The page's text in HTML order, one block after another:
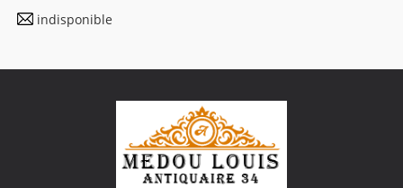
indisponible